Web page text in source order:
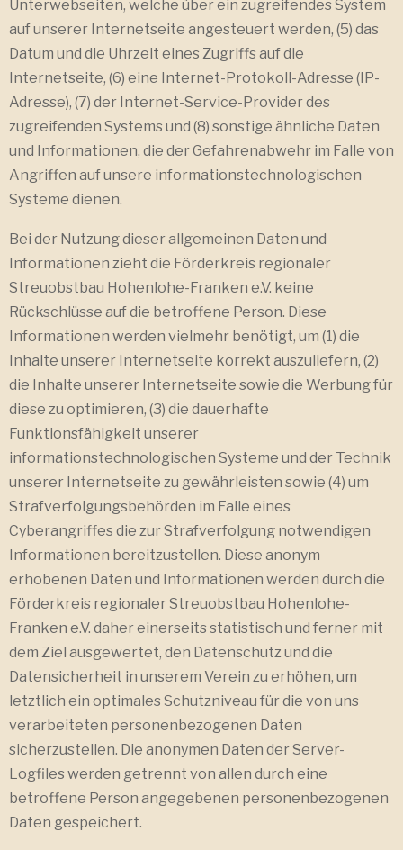
Unterwebseiten, welche über ein zugreifendes System
auf unserer Internetseite angesteuert werden, (5) das
Datum und die Uhrzeit eines Zugriffs auf die
Internetseite, (6) eine Internet-Protokoll-Adresse (IP-
Adresse), (7) der Internet-Service-Provider des
zugreifenden Systems und (8) sonstige ähnliche Daten
und Informationen, die der Gefahrenabwehr im Falle von
Angriffen auf unsere informationstechnologischen
Systeme dienen.
Bei der Nutzung dieser allgemeinen Daten und
Informationen zieht die Förderkreis regionaler
Streuobstbau Hohenlohe-Franken e.V. keine
Rückschlüsse auf die betroffene Person. Diese
Informationen werden vielmehr benötigt, um (1) die
Inhalte unserer Internetseite korrekt auszuliefern, (2)
die Inhalte unserer Internetseite sowie die Werbung für
diese zu optimieren, (3) die dauerhafte
Funktionsfähigkeit unserer
informationstechnologischen Systeme und der Technik
unserer Internetseite zu gewährleisten sowie (4) um
Strafverfolgungsbehörden im Falle eines
Cyberangriffes die zur Strafverfolgung notwendigen
Informationen bereitzustellen. Diese anonym
erhobenen Daten und Informationen werden durch die
Förderkreis regionaler Streuobstbau Hohenlohe-
Franken e.V. daher einerseits statistisch und ferner mit
dem Ziel ausgewertet, den Datenschutz und die
Datensicherheit in unserem Verein zu erhöhen, um
letztlich ein optimales Schutzniveau für die von uns
verarbeiteten personenbezogenen Daten
sicherzustellen. Die anonymen Daten der Server-
Logfiles werden getrennt von allen durch eine
betroffene Person angegebenen personenbezogenen
Daten gespeichert.